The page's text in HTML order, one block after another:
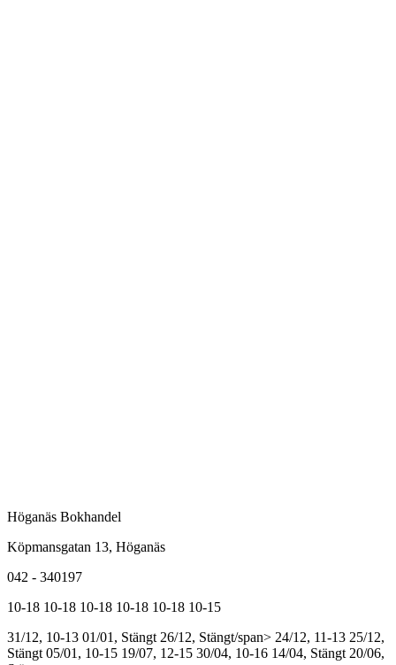
Höganäs Bokhandel
Köpmansgatan 13, Höganäs
042 - 340197
10-18 10-18 10-18 10-18 10-18 10-15
31/12, 10-13 01/01, Stängt 26/12, Stängt/span> 24/12, 11-13 25/12,
Stängt 05/01, 10-15 19/07, 12-15 30/04, 10-16 14/04, Stängt 20/06,